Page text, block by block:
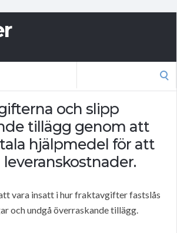
och slipp
tillägg genom att
hjälpmedel för att
vara insatt i hur fraktavgifter fastslås
och undgå överraskande tillägg.